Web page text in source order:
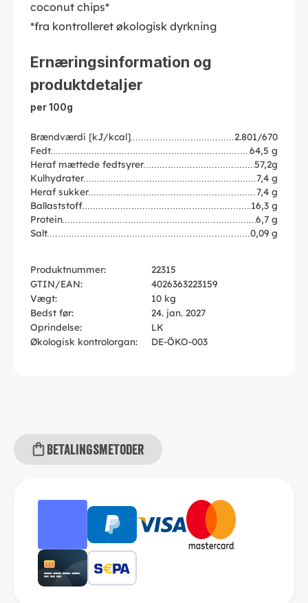
coconut chips*
*fra kontrolleret økologisk dyrkning
Ernæringsinformation og
produktdetaljer
per 100g
Brændværdi [kJ/kcal]
2.801/670
Fedt
64,5 g
Heraf mættede fedtsyrer
57,2g
Kulhydrater
7,4 g
Heraf sukker
7,4 g
Ballaststoff
16,3 g
Protein
6,7 g
Salt
0,09 g
Produktnummer:
22315
GTIN/EAN:
4026363223159
Vægt:
10 kg
Bedst før:
24. jan. 2027
Oprindelse:
LK
Økologisk kontrolorgan:
DE-ÖKO-003
Betalingsmetoder